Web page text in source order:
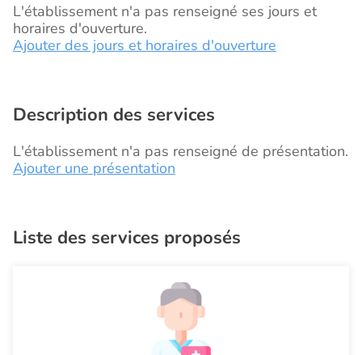
L'établissement n'a pas renseigné ses jours et
horaires d'ouverture.
Ajouter des jours et horaires d'ouverture
Description des services
L'établissement n'a pas renseigné de présentation.
Ajouter une présentation
Liste des services proposés